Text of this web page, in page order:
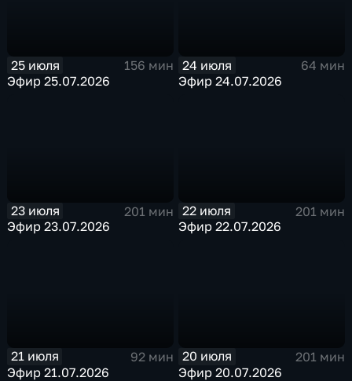
25 июля
156 мин
Эфир 25.07.2026
24 июля
64 мин
Эфир 24.07.2026
23 июля
201 мин
Эфир 23.07.2026
22 июля
201 мин
Эфир 22.07.2026
21 июля
92 мин
Эфир 21.07.2026
20 июля
201 мин
Эфир 20.07.2026